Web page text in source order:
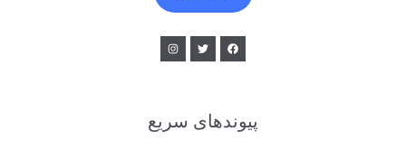
پیوندهای سریع